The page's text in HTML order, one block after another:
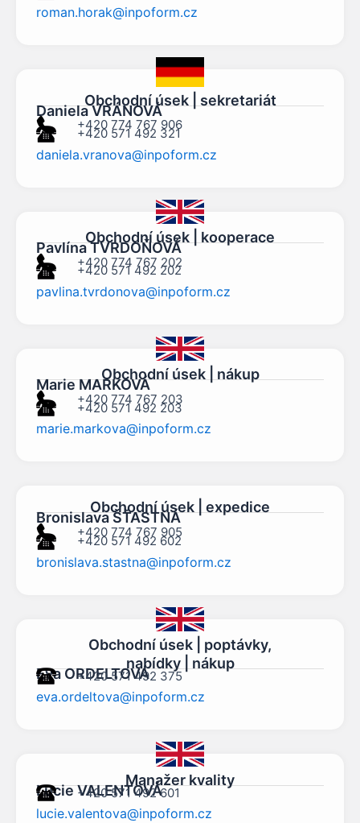
roman.horak@inpoform.cz
Obchodní úsek | sekretariát
Daniela VRÁNOVÁ
+420 774 767 906
+420 571 492 321
daniela.vranova@inpoform.cz
Obchodní úsek | kooperace
Pavlína TVRDOŇOVÁ
+420 774 767 202
+420 571 492 202
pavlina.tvrdonova@inpoform.cz
Obchodní úsek | nákup
Marie MARKOVÁ
+420 774 767 203
+420 571 492 203
marie.markova@inpoform.cz
Obchodní úsek | expedice
Bronislava ŠŤASTNÁ
+420 774 767 905
+420 571 492 602
bronislava.stastna@inpoform.cz
Obchodní úsek | poptávky,
nabídky | nákup
Eva ORDELTOVÁ
+420 571 492 375
eva.ordeltova@inpoform.cz
Manažer kvality
Lucie VALENTOVÁ
+420 571 492 601
lucie.valentova@inpoform.cz